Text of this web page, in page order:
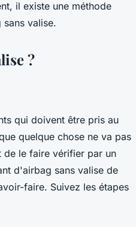
il existe une méthode
valise.
?
qui doivent être pris au
quelque chose ne va pas
de le faire vérifier par un
d'airbag sans valise de
faire. Suivez les étapes